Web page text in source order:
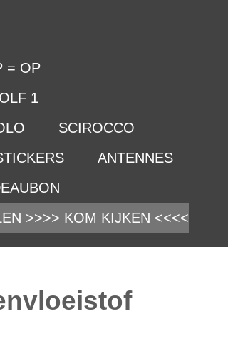
= OP
1
SCIROCCO
ANTENNES
>>>> KOM KIJKEN <<<<